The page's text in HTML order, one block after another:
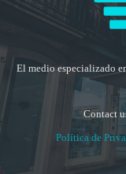
El medio especializado
Contact
Política de